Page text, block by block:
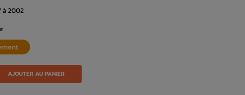
à 2002
AJOUTER AU PANIER